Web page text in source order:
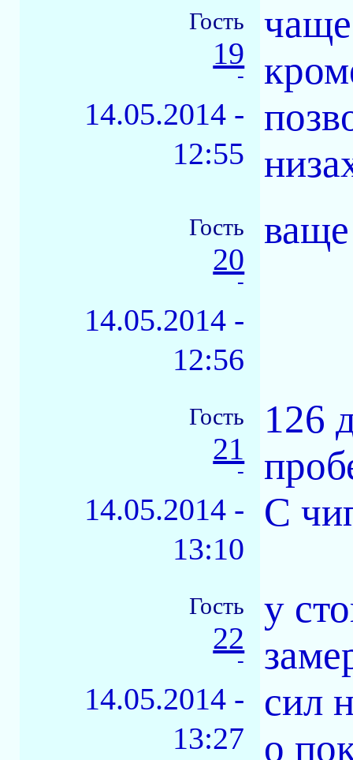
Гость
19
-
14.05.2014 -
12:55
Гость
20
-
14.05.2014 -
12:56
Гость
21
-
14.05.2014 -
13:10
126
С
Гость
22
-
14.05.2014 -
13:27
у
сил
о